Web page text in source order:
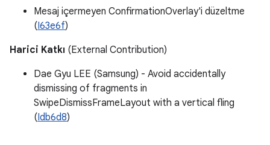
Mesaj içermeyen ConfirmationOverlay'i düzeltme
(I63e6f)
Harici Katkı (External Contribution)
Dae Gyu LEE (Samsung) - Avoid accidentally
dismissing of fragments in
SwipeDismissFrameLayout with a vertical fling
(Idb6d8)